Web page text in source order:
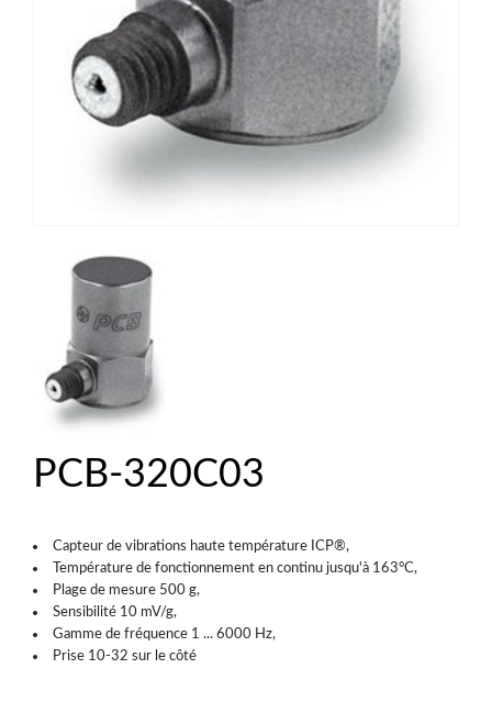
PCB-320C03
Capteur de vibrations haute température ICP®,
Température de fonctionnement en continu jusqu'à 163°C,
Plage de mesure 500 g,
Sensibilité 10 mV/g,
Gamme de fréquence 1 ... 6000 Hz,
Prise 10-32 sur le côté